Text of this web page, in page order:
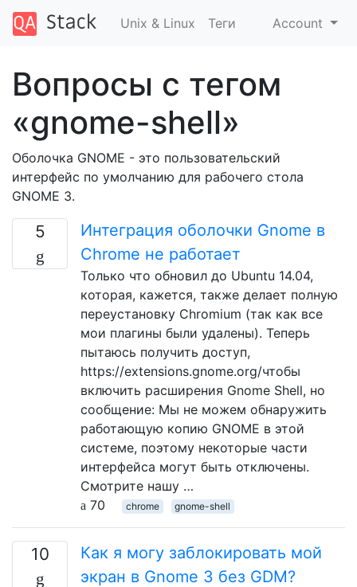
Unix & Linux Теги Account
Вопросы с тегом
«gnome-shell»
Оболочка GNOME - это пользовательский
интерфейс по умолчанию для рабочего стола
GNOME 3.
5
Интеграция оболочки Gnome в
Chrome не работает
Только что обновил до Ubuntu 14.04,
которая, кажется, также делает полную
переустановку Chromium (так как все
мои плагины были удалены). Теперь
пытаюсь получить доступ,
https://extensions.gnome.org/чтобы
включить расширения Gnome Shell, но
сообщение: Мы не можем обнаружить
работающую копию GNOME в этой
системе, поэтому некоторые части
интерфейса могут быть отключены.
Смотрите нашу …
70
chrome gnome-shell
10
Как я могу заблокировать мой
экран в Gnome 3 без GDM?